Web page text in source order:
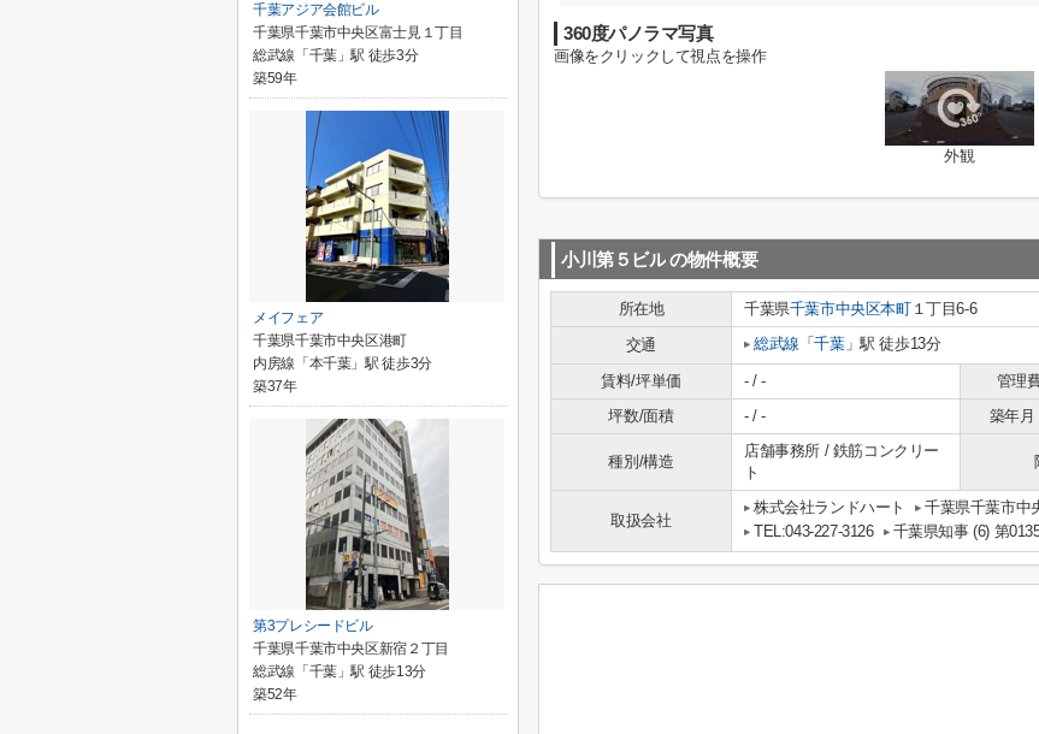
360度パノラマ写真
画像をクリックして視点を操作
外観
小川第５ビル の物件概要
所在地 千葉県千葉市中央区本町１丁目6-6
交通
総武線 「千葉」駅 徒歩13分
賃料/坪単価 - / - 管理
坪数/面積
- / - 築年月
種別/構造
店舗事務所 / 鉄筋コンクリー
ト
取扱会社
株式会社ランドハート
千葉県千葉市中
TEL:043-227-3126
千葉県知事 (6) 第
千葉アジア会館ビル
千葉県千葉市中央区富士見１丁目
総武線「千葉」駅 徒歩3分
築59年
メイフェア
千葉県千葉市中央区港町
内房線「本千葉」駅 徒歩3分
築37年
第3プレシードビル
千葉県千葉市中央区新宿２丁目
総武線「千葉」駅 徒歩13分
築52年